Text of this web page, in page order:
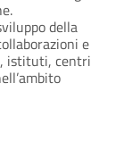
della
e
istituti, centri